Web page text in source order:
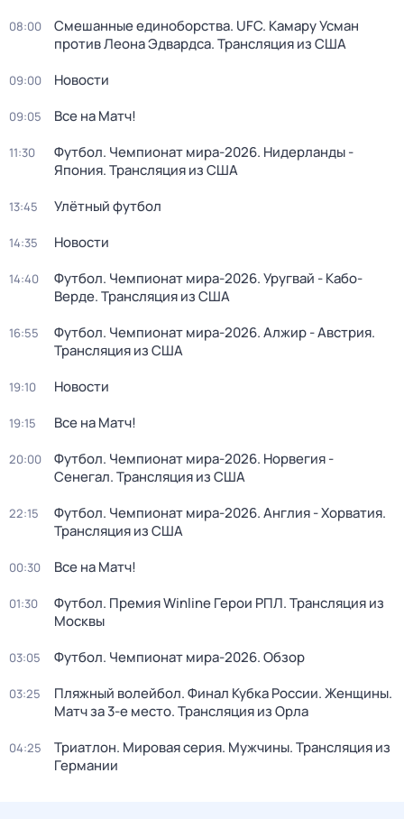
08:00
Смешанные единоборства. UFC. Камару Усман
против Леона Эдвардса. Трансляция из США
09:00 Новости
09:05 Все на Матч!
11:30
Футбол. Чемпионат мира-2026. Нидерланды -
Япония. Трансляция из США
13:45 Улётный футбол
14:35 Новости
14:40
Футбол. Чемпионат мира-2026. Уругвай - Кабо-
Верде. Трансляция из США
16:55
Футбол. Чемпионат мира-2026. Алжир - Австрия.
Трансляция из США
19:10 Новости
19:15 Все на Матч!
20:00
Футбол. Чемпионат мира-2026. Норвегия -
Сенегал. Трансляция из США
22:15
Футбол. Чемпионат мира-2026. Англия - Хорватия.
Трансляция из США
00:30 Все на Матч!
01:30
Футбол. Премия Winline Герои РПЛ. Трансляция из
Москвы
03:05 Футбол. Чемпионат мира-2026. Обзор
03:25
Пляжный волейбол. Финал Кубка России. Женщины.
Матч за 3-е место. Трансляция из Орла
04:25
Триатлон. Мировая серия. Мужчины. Трансляция из
Германии